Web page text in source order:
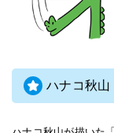
ハナコ秋山